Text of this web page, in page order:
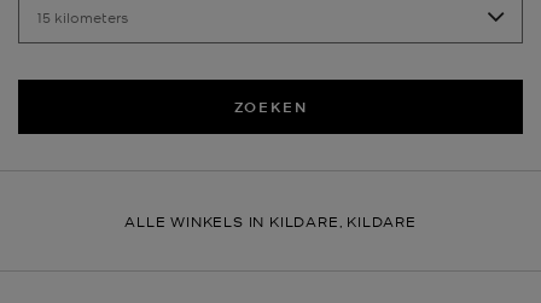
ZOEKEN
ALLE WINKELS IN KILDARE, KILDARE